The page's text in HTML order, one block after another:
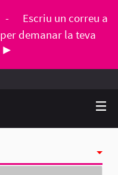
-
Escriu un correu a
per demanar la teva